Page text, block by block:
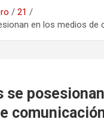
21
en los medios de
se